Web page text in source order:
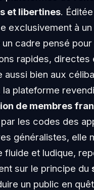
et libertines.
exclusivement à
cadre pensé
rapides, directes
aussi bien aux
la plateforme
de membres
les codes des
généralistes, elle
fluide et ludique,
sur le principe du
un public en